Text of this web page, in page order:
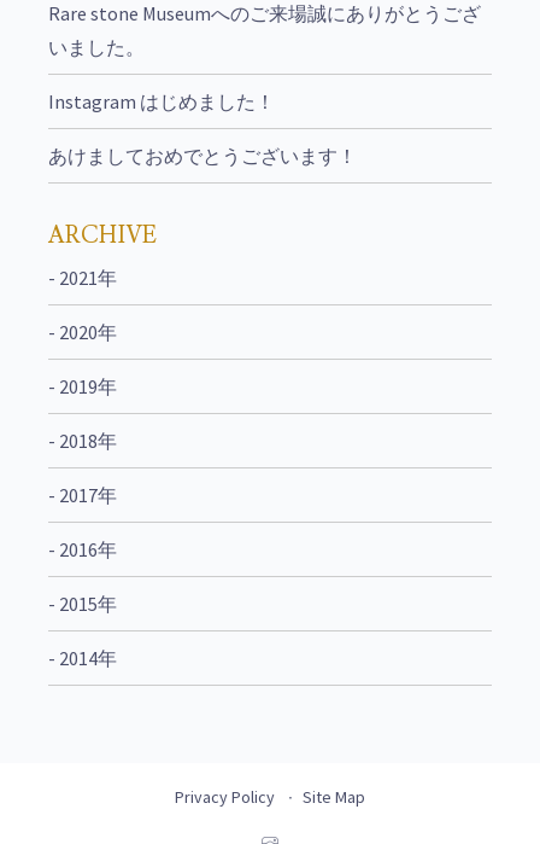
Rare stone Museumへのご来場誠にありがとうござ
いました。
Instagram はじめました！
あけましておめでとうございます！
ARCHIVE
- 2021年
- 2020年
- 2019年
- 2018年
- 2017年
- 2016年
- 2015年
- 2014年
Privacy Policy Site Map